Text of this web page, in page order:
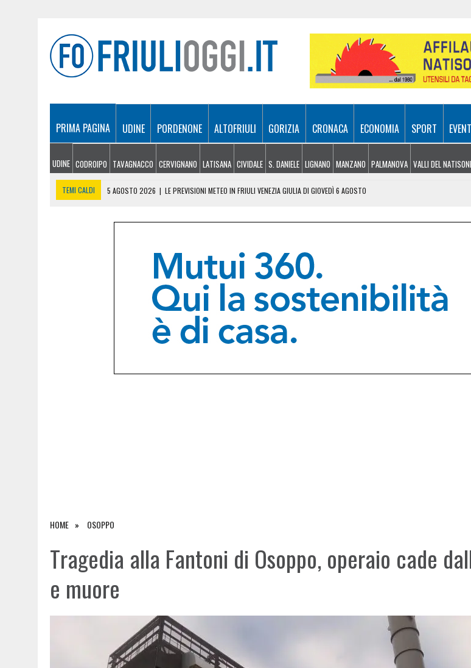
PRIMA PAGINA UDINE PORDENONE ALTOFRIULI GORIZIA CRONACA ECONOMIA SPORT
UDINE CODROIPO TAVAGNACCO CERVIGNANO LATISANA CIVIDALE S. DANIELE LIGNANO MANZANO PALMANOVA VALLI DEL
TEMI CALDI 5 AGOSTO 2026 | LE PREVISIONI METEO IN FRIULI VENEZIA GIULIA DI GIOVEDÌ 6 AGOSTO
ORIGINARIO DI BANNIA TRA I MORTI DI MARCINELLE: PIETRO BASSO IDENTIFICATO DOPO 70 ANNI
INCIDENTE ALLO SVINCOLO DI TREBICIANO, AUTO PRENDE FUOCO: CONDUCENTE IN OSPEDALE
HOME OSOPPO
Tragedia alla Fantoni di Osoppo, operaio cade
e muore